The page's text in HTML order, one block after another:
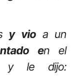
y vioa un
en el
y le dijo: